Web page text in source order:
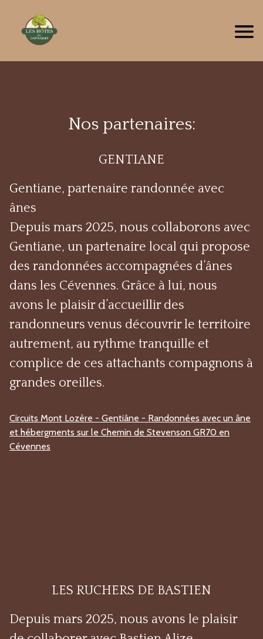
Nos partenaires:
GENTIANE
Gentiane, partenaire randonnée avec
ânes
Depuis mars 2025, nous collaborons avec
Gentiane, un partenaire local qui propose
des randonnées accompagnées d’ânes
dans les Cévennes. Grâce à lui, nous
avons le plaisir d’accueillir des
randonneurs venus découvrir le territoire
autrement, au rythme tranquille et
complice de ces attachants compagnons à
grandes oreilles.
Circuits Mont Lozère - Gentiâne - Randonnées avec un âne
et hébergments sur le Chemin de Stevenson GR70 en
Cévennes
LES RUCHERS DE BASTIEN
Depuis mars 2025, nous avons le plaisir